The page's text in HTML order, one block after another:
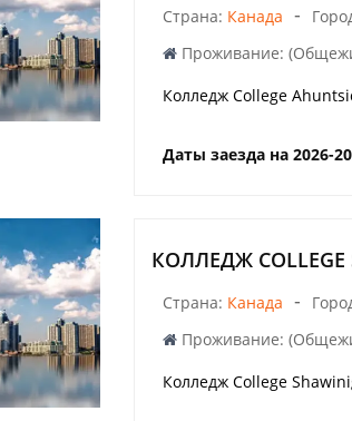
Страна: Канада -
Проживание:
Колледж College
Даты заезда на 2026-
КОЛЛЕДЖ
Страна: Канада -
Проживание:
Колледж College